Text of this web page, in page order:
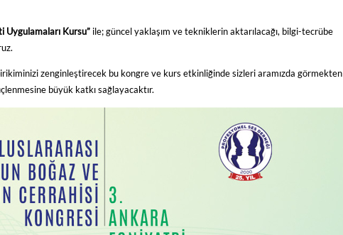
Uygulamaları Kursu” ile; güncel yaklaşım ve tekniklerin aktarılacağı, bilgi-tecrübe
zenginleştirecek bu kongre ve kurs etkinliğinde sizleri aramızda görmekten
büyük katkı sağlayacaktır.